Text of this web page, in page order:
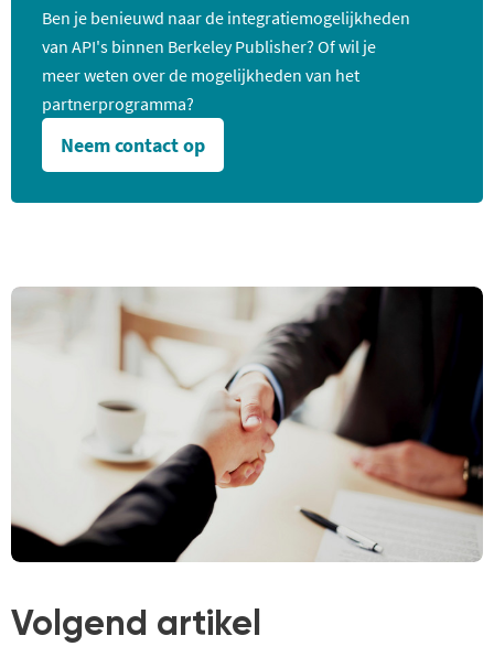
Ben je benieuwd naar de integratiemogelijkheden
van API's binnen Berkeley Publisher? Of wil je
meer weten over de mogelijkheden van het
partnerprogramma?
Neem contact op
Volgend artikel